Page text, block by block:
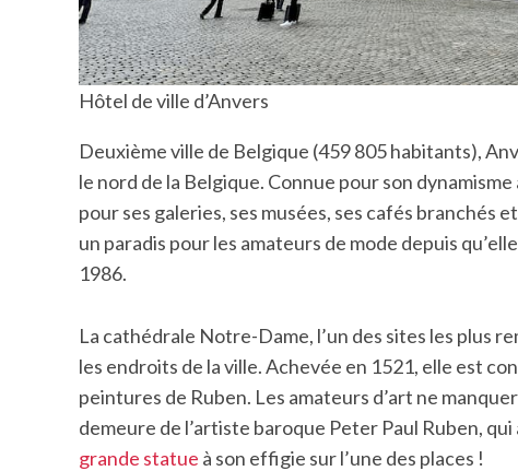
Hôtel de ville d’Anvers
Deuxième ville de Belgique (459 805 habitants),
le nord de la Belgique. Connue pour son
pour ses galeries, ses musées, ses cafés branchés
un paradis pour les amateurs de mode depuis
1986.
La cathédrale Notre-Dame, l’un des sites les plus
les endroits de la ville. Achevée en 1521, elle est
peintures de Ruben. Les amateurs d’art ne
demeure de l’artiste baroque Peter Paul Ruben,
grande statue à son effigie sur l’une des places !